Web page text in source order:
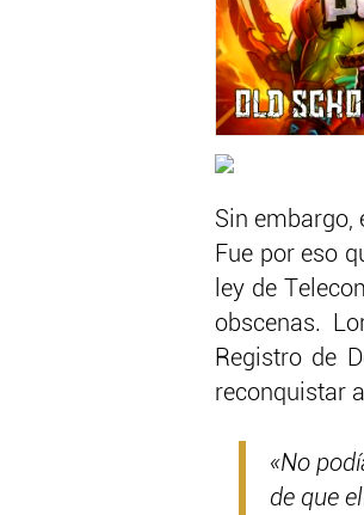
Sin embargo,
Fue por eso
ley de
obscenas.
Registro de
reconquistar
«No
de que